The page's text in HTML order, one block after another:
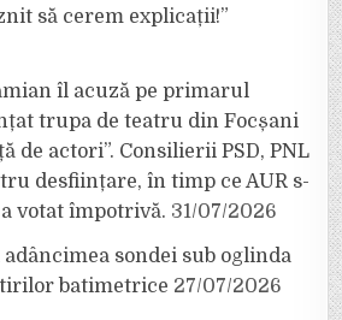
să cerem explicații!”
îl acuză pe primarul
trupa de teatru din Focșani
de actori”. Consilierii PSD, PNL
desființare, în timp ce AUR s-
votat împotrivă. 31/07/2026
sondei sub oglinda
batimetrice 27/07/2026